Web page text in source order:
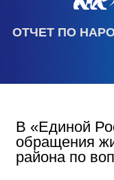
ОТЧЕТ ПО
В «Единой
обращения
района по